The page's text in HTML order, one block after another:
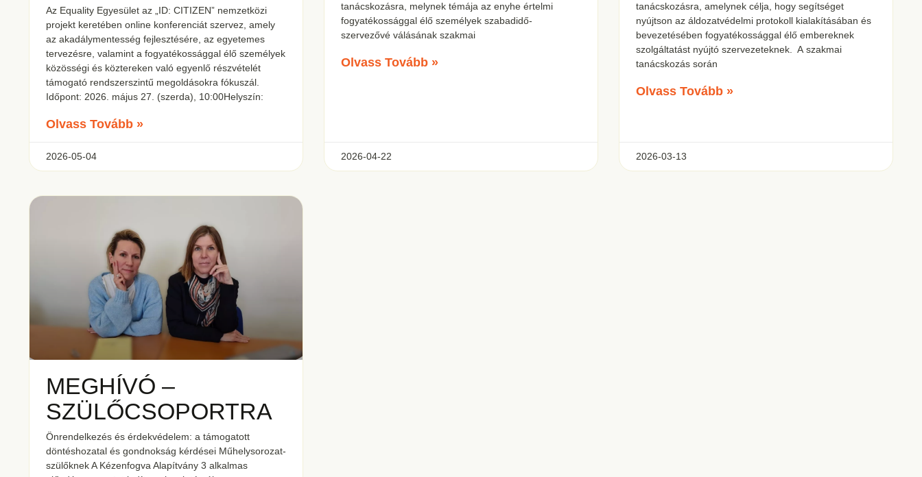
Az Equality Egyesület az „ID: CITIZEN” nemzetközi
projekt keretében online konferenciát szervez, amely
az akadálymentesség fejlesztésére, az egyetemes
tervezésre, valamint a fogyatékossággal élő személyek
közösségi és köztereken való egyenlő részvételét
támogató rendszerszintű megoldásokra fókuszál.
Időpont: 2026. május 27. (szerda), 10:00Helyszín:
Olvass Tovább »
2026-05-04
tanácskozásra, melynek témája az enyhe értelmi
fogyatékossággal élő személyek szabadidő-
szervezővé válásának szakmai
Olvass Tovább »
2026-04-22
tanácskozásra, amelynek célja, hogy segítséget
nyújtson az áldozatvédelmi protokoll kialakításában és
bevezetésében fogyatékossággal élő embereknek
szolgáltatást nyújtó szervezeteknek. A szakmai
tanácskozás során
Olvass Tovább »
2026-03-13
MEGHÍVÓ –
SZÜLŐCSOPORTRA
Önrendelkezés és érdekvédelem: a támogatott
döntéshozatal és gondnokság kérdései Műhelysorozat-
szülőknek A Kézenfogva Alapítvány 3 alkalmas